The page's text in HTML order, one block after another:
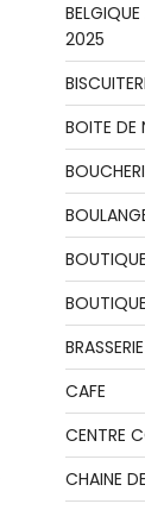
2025
BOITE DE
BOUTIQUE
BRASSERIE
CAFE
CENTRE
CHAINE